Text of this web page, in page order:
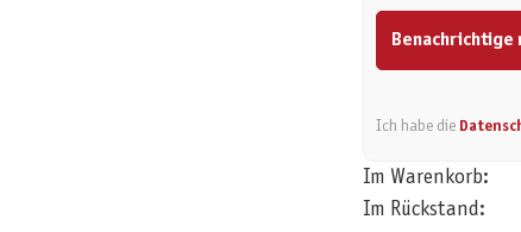
Benachrichtige
Ich habe die
Im Warenkorb:
Im Rückstand: